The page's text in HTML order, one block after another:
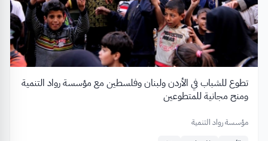
تطوع للشباب في الأردن ولبنان وفلسطين مع مؤسسة رواد التنمية
ومنح مجانية للمتطوعين
مؤسسة رواد التنمية